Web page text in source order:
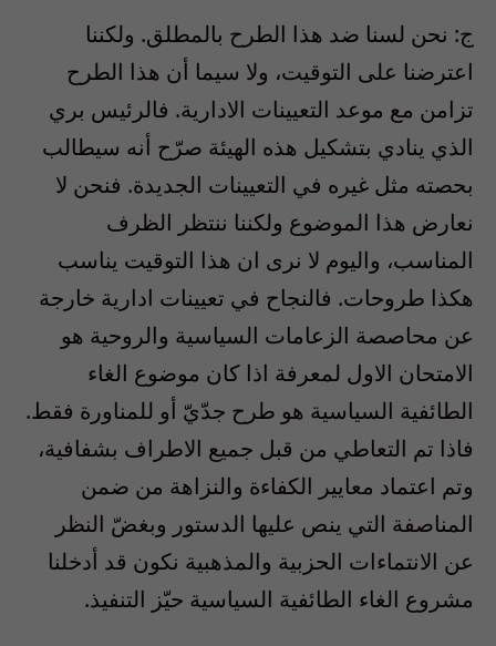
ج: نحن لسنا ضد هذا الطرح بالمطلق. ولكننا
اعترضنا على التوقيت، ولا سيما أن هذا الطرح
تزامن مع موعد التعيينات الادارية. فالرئيس بري
الذي ينادي بتشكيل هذه الهيئة صرّح أنه سيطالب
بحصته مثل غيره في التعيينات الجديدة. فنحن لا
نعارض هذا الموضوع ولكننا ننتظر الظرف
المناسب، واليوم لا نرى ان هذا التوقيت يناسب
هكذا طروحات. فالنجاح في تعيينات ادارية خارجة
عن محاصصة الزعامات السياسية والروحية هو
الامتحان الاول لمعرفة اذا كان موضوع الغاء
الطائفية السياسية هو طرح جدّيّ أو للمناورة فقط.
فاذا تم التعاطي من قبل جميع الاطراف بشفافية،
وتم اعتماد معايير الكفاءة والنزاهة من ضمن
المناصفة التي ينص عليها الدستور وبغضّ النظر
عن الانتماءات الحزبية والمذهبية نكون قد أدخلنا
مشروع الغاء الطائفية السياسية حيّز التنفيذ.